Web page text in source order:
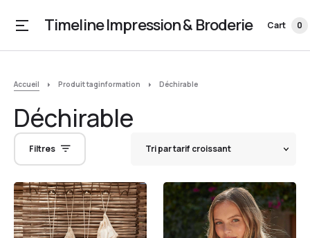
Timeline Impression & Broderie Cart 0
Accueil Produit taginformation Déchirable
Déchirable
Filtres